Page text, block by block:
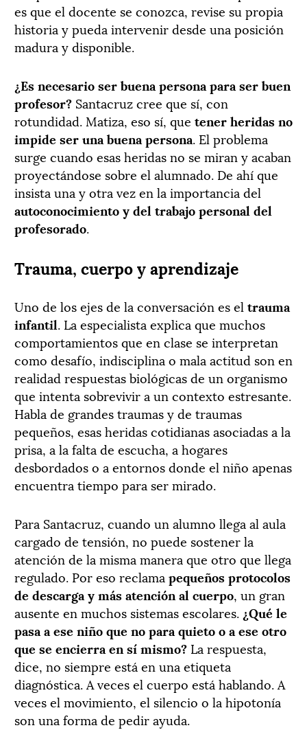
es que el docente se conozca, revise su propia
historia y pueda intervenir desde una posición
madura y disponible.
¿Es necesario ser buena persona para ser buen
profesor? Santacruz cree que sí, con
rotundidad. Matiza, eso sí, que tener heridas no
impide ser una buena persona. El problema
surge cuando esas heridas no se miran y acaban
proyectándose sobre el alumnado. De ahí que
insista una y otra vez en la importancia del
autoconocimiento y del trabajo personal del
profesorado.
Trauma, cuerpo y aprendizaje
Uno de los ejes de la conversación es el trauma
infantil. La especialista explica que muchos
comportamientos que en clase se interpretan
como desafío, indisciplina o mala actitud son en
realidad respuestas biológicas de un organismo
que intenta sobrevivir a un contexto estresante.
Habla de grandes traumas y de traumas
pequeños, esas heridas cotidianas asociadas a la
prisa, a la falta de escucha, a hogares
desbordados o a entornos donde el niño apenas
encuentra tiempo para ser mirado.
Para Santacruz, cuando un alumno llega al aula
cargado de tensión, no puede sostener la
atención de la misma manera que otro que llega
regulado. Por eso reclama pequeños protocolos
de descarga y más atención al cuerpo, un gran
ausente en muchos sistemas escolares. ¿Qué le
pasa a ese niño que no para quieto o a ese otro
que se encierra en sí mismo? La respuesta,
dice, no siempre está en una etiqueta
diagnóstica. A veces el cuerpo está hablando. A
veces el movimiento, el silencio o la hipotonía
son una forma de pedir ayuda.